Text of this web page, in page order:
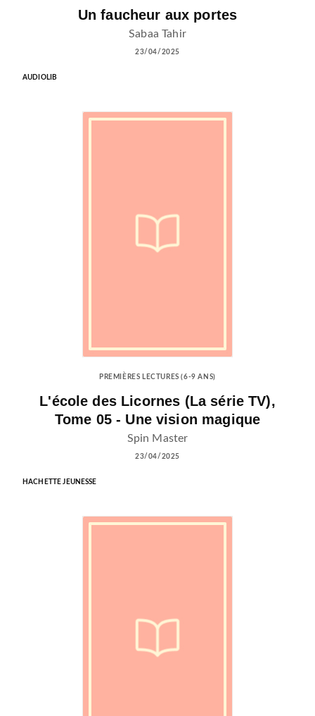
Un faucheur aux portes
Sabaa Tahir
23/04/2025
AUDIOLIB
PREMIÈRES LECTURES (6-9 ANS)
L'école des Licornes (La série TV),
Tome 05 - Une vision magique
Spin Master
23/04/2025
HACHETTE JEUNESSE